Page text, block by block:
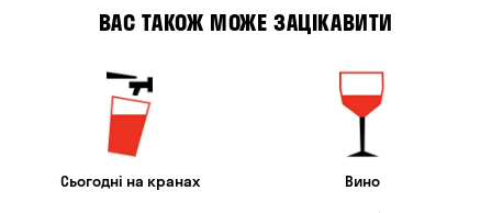
ВАС ТАКОЖ МОЖЕ ЗАЦІКАВИТИ
Сьогодні на кранах Вино